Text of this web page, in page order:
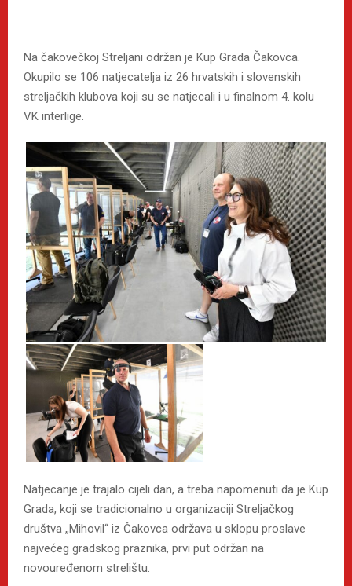
Na čakovečkoj Streljani održan je Kup Grada Čakovca.
Okupilo se 106 natjecatelja iz 26 hrvatskih i slovenskih
streljačkih klubova koji su se natjecali i u finalnom 4. kolu
VK interlige.
Natjecanje je trajalo cijeli dan, a treba napomenuti da je Kup
Grada, koji se tradicionalno u organizaciji Streljačkog
društva „Mihovil“ iz Čakovca održava u sklopu proslave
najvećeg gradskog praznika, prvi put održan na
novouređenom strelištu.